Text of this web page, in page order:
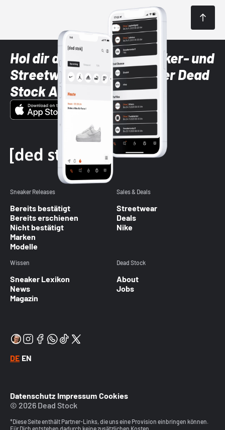
Hol dir die neuesten Sneaker- und
Streetwear-Brands mit der Dead
Stock App
Sneaker Releases
Bereits bestätigt
Bereits erschienen
Nicht bestätigt
Marken
Modelle
Sales & Deals
Streetwear
Deals
Nike
Wissen
Sneaker Lexikon
News
Magazin
Dead Stock
About
Jobs
DE EN
Datenschutz Impressum Cookies
© 2026 Dead Stock
*Diese Seite enthält Partner-Links, die uns eine Provision einbringen können.
Für Dich entstehen dadurch keine zusätzlichen Kosten.